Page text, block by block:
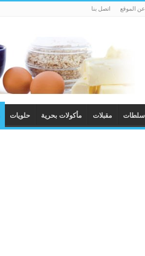
عن الموقع اتصل بنا
سلطات مقبلات مأكولات بحرية حلويات